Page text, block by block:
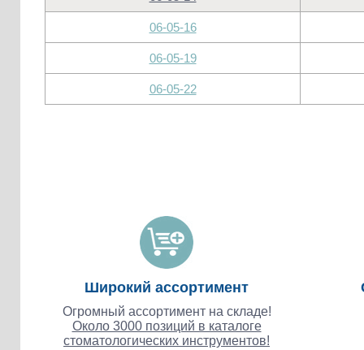
06-05-16
06-05-19
06-05-22
Широкий ассортимент
Огромный ассортимент на складе!
Около 3000 позиций в каталоге
стоматологических инструментов!